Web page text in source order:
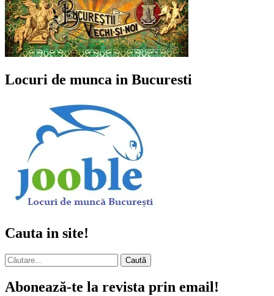
Locuri de munca in Bucuresti
Cauta in site!
Caută
după:
Abonează-te la revista prin email!